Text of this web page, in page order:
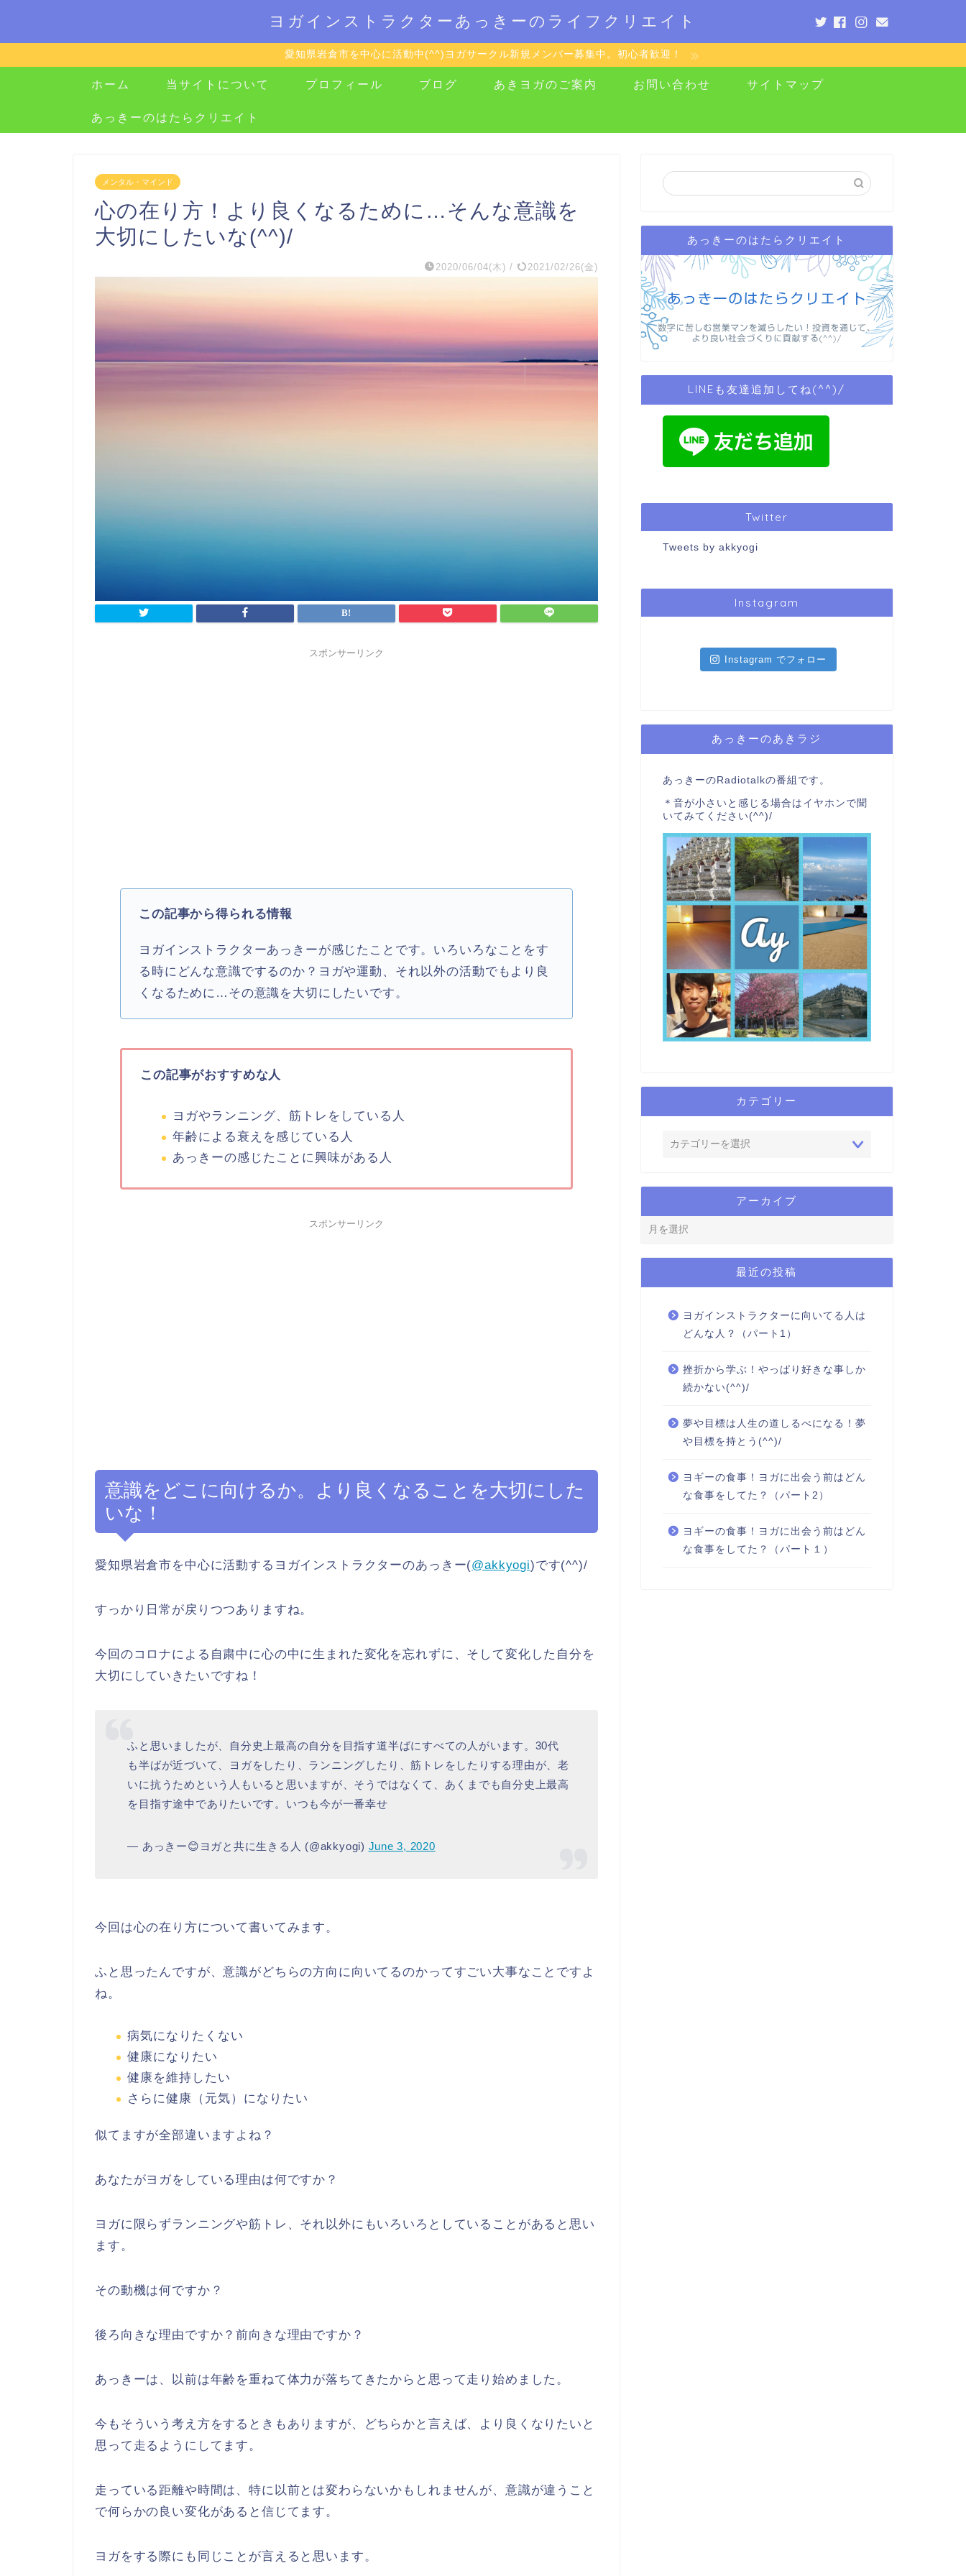
ヨガインストラクターあっきーのライフクリエイト
愛知県岩倉市を中心に活動中(^^)ヨガサークル新規メンバー募集中。初心者歓迎！
ホーム 当サイトについて プロフィール ブログ あきヨガのご案内 お問い合わせ サイトマップ
あっきーのはたらクリエイト
メンタル・マインド
心の在り方！より良くなるために…そんな意識を
大切にしたいな(^^)/
2020/06/04(木) / 2021/02/26(金)
スポンサーリンク
この記事から得られる情報
ヨガインストラクターあっきーが感じたことです。いろいろなことをす
る時にどんな意識でするのか？ヨガや運動、それ以外の活動でもより良
くなるために…その意識を大切にしたいです。
この記事がおすすめな人
ヨガやランニング、筋トレをしている人
年齢による衰えを感じている人
あっきーの感じたことに興味がある人
スポンサーリンク
意識をどこに向けるか。より良くなることを大切にした
いな！
愛知県岩倉市を中心に活動するヨガインストラクターのあっきー(@akkyogi)です(^^)/
すっかり日常が戻りつつありますね。
今回のコロナによる自粛中に心の中に生まれた変化を忘れずに、そして変化した自分を
大切にしていきたいですね！
ふと思いましたが、自分史上最高の自分を目指す道半ばにすべての人がいます。30代
も半ばが近づいて、ヨガをしたり、ランニングしたり、筋トレをしたりする理由が、老
いに抗うためという人もいると思いますが、そうではなくて、あくまでも自分史上最高
を目指す途中でありたいです。いつも今が一番幸せ
— あっきー😊ヨガと共に生きる人 (@akkyogi) June 3, 2020
今回は心の在り方について書いてみます。
ふと思ったんですが、意識がどちらの方向に向いてるのかってすごい大事なことですよ
ね。
病気になりたくない
健康になりたい
健康を維持したい
さらに健康（元気）になりたい
似てますが全部違いますよね？
あなたがヨガをしている理由は何ですか？
ヨガに限らずランニングや筋トレ、それ以外にもいろいろとしていることがあると思い
ます。
その動機は何ですか？
後ろ向きな理由ですか？前向きな理由ですか？
あっきーは、以前は年齢を重ねて体力が落ちてきたからと思って走り始めました。
今もそういう考え方をするときもありますが、どちらかと言えば、より良くなりたいと
思って走るようにしてます。
走っている距離や時間は、特に以前とは変わらないかもしれませんが、意識が違うこと
で何らかの良い変化があると信じてます。
ヨガをする際にも同じことが言えると思います。
あっきーのはたらクリエイト
LINEも友達追加してね(^^)/
Twitter
Tweets by akkyogi
Instagram
Instagram でフォロー
あっきーのあきラジ
あっきーのRadiotalkの番組です。
＊音が小さいと感じる場合はイヤホンで聞
いてみてください(^^)/
カテゴリー
アーカイブ
最近の投稿
ヨガインストラクターに向いてる人は
どんな人？（パート1）
挫折から学ぶ！やっぱり好きな事しか
続かない(^^)/
夢や目標は人生の道しるべになる！夢
や目標を持とう(^^)/
ヨギーの食事！ヨガに出会う前はどん
な食事をしてた？（パート2）
ヨギーの食事！ヨガに出会う前はどん
な食事をしてた？（パート１）